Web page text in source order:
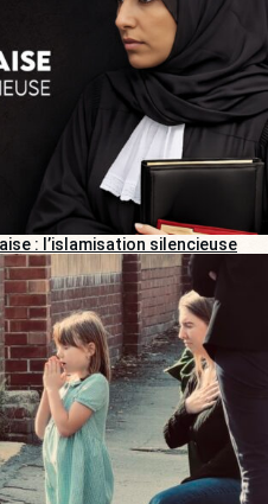
: l’islamisation silencieuse